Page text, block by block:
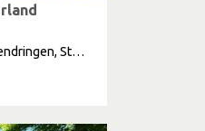
Zeddam, 's Heerenberg, Gendringen, Stokkum, Netterden